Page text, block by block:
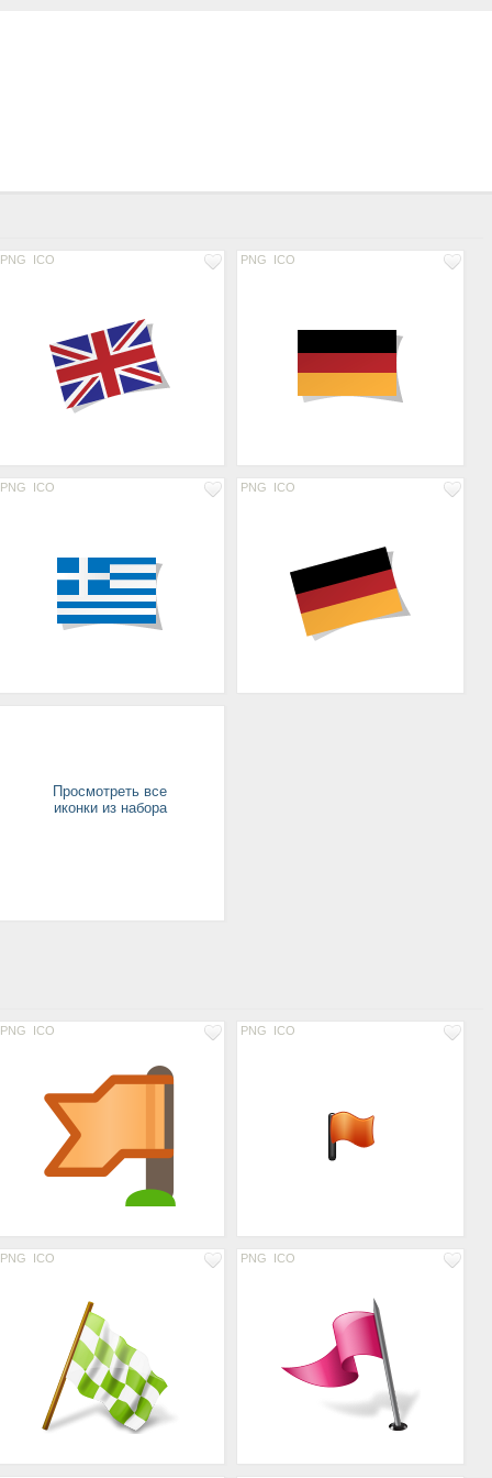
PNG ICO PNG ICO
PNG ICO PNG ICO
Просмотреть все
иконки из набора
PNG ICO PNG ICO
PNG ICO PNG ICO